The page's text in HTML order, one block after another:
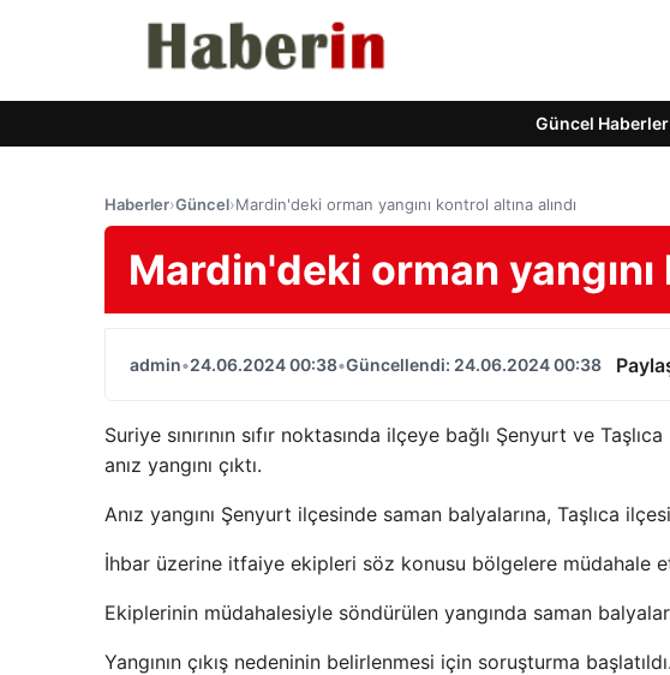
Güncel Haberler
Haberler›Güncel›Mardin'deki orman yangını kontrol altına alındı
Mardin'deki orman yangını
admin•24.06.2024 00:38•Güncellendi: 24.06.2024 00:38
Suriye sınırının sıfır noktasında ilçeye bağlı Şenyurt ve
anız yangını çıktı.
Anız yangını Şenyurt ilçesinde saman balyalarına, Taşlıca
İhbar üzerine itfaiye ekipleri söz konusu bölgelere müdahale
Ekiplerinin müdahalesiyle söndürülen yangında saman
Yangının çıkış nedeninin belirlenmesi için soruşturma başlatıldı.